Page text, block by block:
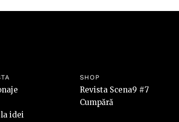
idei
SHOP
Revista Scena9 #7
Cumpără